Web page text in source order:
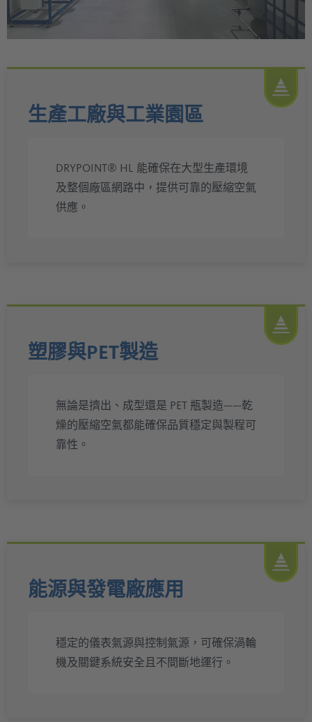
生產工廠與工業園區
DRYPOINT® HL 能確保在大型生產環境
及整個廠區網路中，提供可靠的壓縮空氣
供應。
塑膠與PET製造
無論是擠出、成型還是 PET 瓶製造——乾
燥的壓縮空氣都能確保品質穩定與製程可
靠性。
能源與發電廠應用
穩定的儀表氣源與控制氣源，可確保渦輪
機及關鍵系統安全且不間斷地運行。